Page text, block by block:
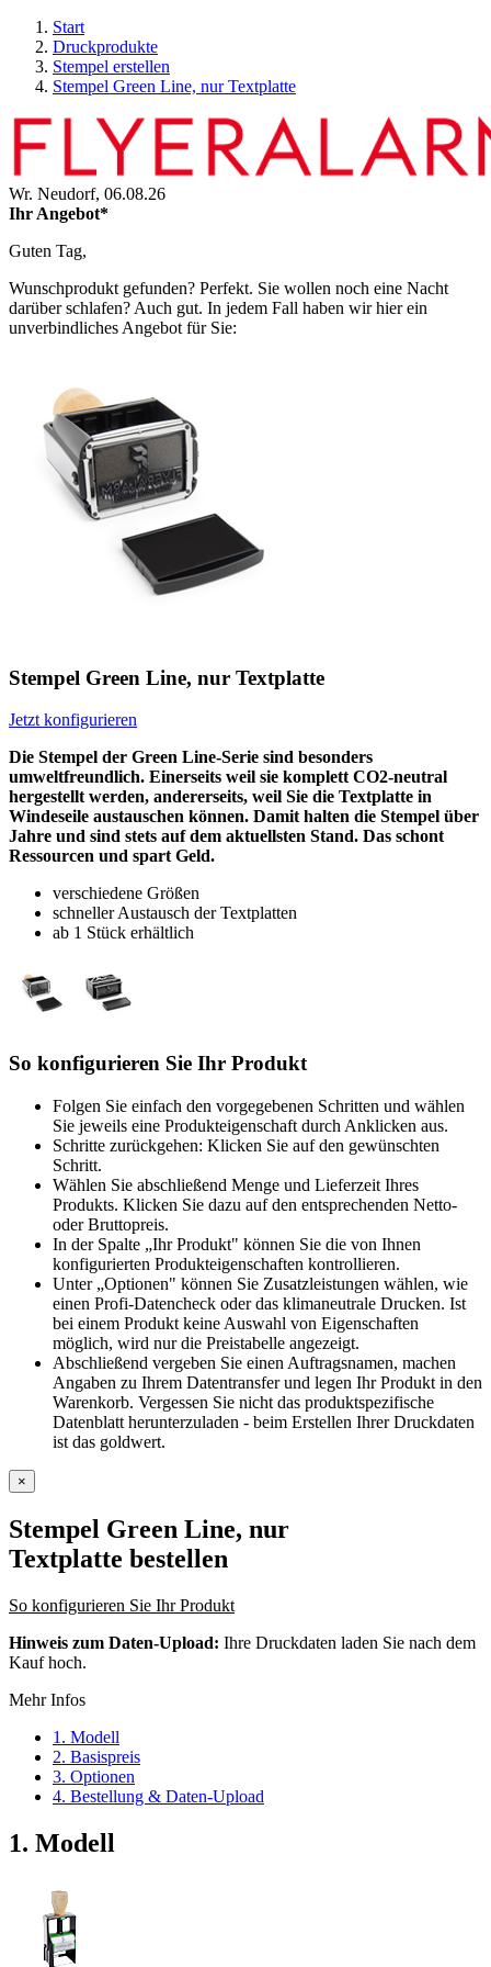
Start
Druckprodukte
Stempel erstellen
Stempel Green Line, nur Textplatte
Wr. Neudorf, 06.08.26
Ihr Angebot*
Guten Tag,
Wunschprodukt gefunden? Perfekt. Sie wollen noch eine Nacht
darüber schlafen? Auch gut. In jedem Fall haben wir hier ein
unverbindliches Angebot für Sie:
Stempel Green Line, nur Textplatte
Jetzt konfigurieren
Die Stempel der Green Line-Serie sind besonders
umweltfreundlich. Einerseits weil sie komplett CO2-neutral
hergestellt werden, andererseits, weil Sie die Textplatte in
Windeseile austauschen können. Damit halten die Stempel über
Jahre und sind stets auf dem aktuellsten Stand. Das schont
Ressourcen und spart Geld.
verschiedene Größen
schneller Austausch der Textplatten
ab 1 Stück erhältlich
So konfigurieren Sie Ihr Produkt
Folgen Sie einfach den vorgegebenen Schritten und wählen
Sie jeweils eine Produkteigenschaft durch Anklicken aus.
Schritte zurückgehen: Klicken Sie auf den gewünschten
Schritt.
Wählen Sie abschließend Menge und Lieferzeit Ihres
Produkts. Klicken Sie dazu auf den entsprechenden Netto-
oder Bruttopreis.
In der Spalte „Ihr Produkt" können Sie die von Ihnen
konfigurierten Produkteigenschaften kontrollieren.
Unter „Optionen" können Sie Zusatzleistungen wählen, wie
einen Profi-Datencheck oder das klimaneutrale Drucken. Ist
bei einem Produkt keine Auswahl von Eigenschaften
möglich, wird nur die Preistabelle angezeigt.
Abschließend vergeben Sie einen Auftragsnamen, machen
Angaben zu Ihrem Datentransfer und legen Ihr Produkt in den
Warenkorb. Vergessen Sie nicht das produktspezifische
Datenblatt herunterzuladen - beim Erstellen Ihrer Druckdaten
ist das goldwert.
×
Stempel Green Line, nur
Textplatte bestellen
So konfigurieren Sie Ihr Produkt
Hinweis zum Daten-Upload: Ihre Druckdaten laden Sie nach dem
Kauf hoch.
Mehr Infos
1. Modell
2. Basispreis
3. Optionen
4. Bestellung & Daten-Upload
1. Modell